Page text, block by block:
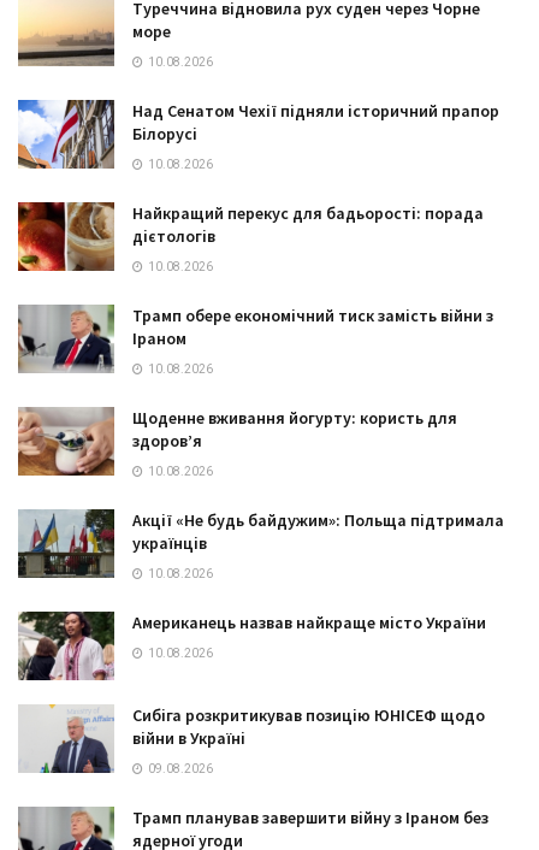
Туреччина відновила рух суден через Чорне
море
10.08.2026
Над Сенатом Чехії підняли історичний прапор
Білорусі
10.08.2026
Найкращий перекус для бадьорості: порада
дієтологів
10.08.2026
Трамп обере економічний тиск замість війни з
Іраном
10.08.2026
Щоденне вживання йогурту: користь для
здоров’я
10.08.2026
Акції «Не будь байдужим»: Польща підтримала
українців
10.08.2026
Американець назвав найкраще місто України
10.08.2026
Сибіга розкритикував позицію ЮНІСЕФ щодо
війни в Україні
09.08.2026
Трамп планував завершити війну з Іраном без
ядерної угоди